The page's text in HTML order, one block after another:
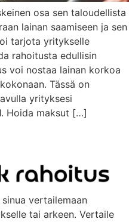
osa sen taloudellista
lainan saamiseen ja sen
tarjota yritykselle
rahoitusta edullisin
voi nostaa lainan korkoa
Tässä on
yrityksesi
Hoida maksut […]
vertailemaan
tai arkeen. Vertaile